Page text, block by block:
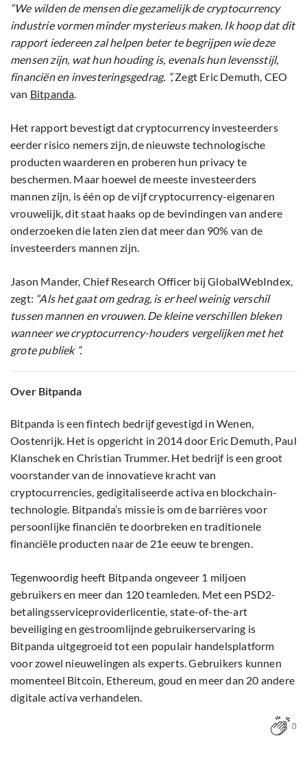
“We wilden de mensen die gezamelijk de cryptocurrency
industrie vormen minder mysterieus maken. Ik hoop dat dit
rapport iedereen zal helpen beter te begrijpen wie deze
mensen zijn, wat hun houding is, evenals hun levensstijl,
financiën en investeringsgedrag. ”,Zegt Eric Demuth, CEO
van Bitpanda.
Het rapport bevestigt dat cryptocurrency investeerders
eerder risico nemers zijn, de nieuwste technologische
producten waarderen en proberen hun privacy te
beschermen. Maar hoewel de meeste investeerders
mannen zijn, is één op de vijf cryptocurrency-eigenaren
vrouwelijk, dit staat haaks op de bevindingen van andere
onderzoeken die laten zien dat meer dan 90% van de
investeerders mannen zijn.
Jason Mander, Chief Research Officer bij GlobalWebIndex,
zegt: “Als het gaat om gedrag, is er heel weinig verschil
tussen mannen en vrouwen. De kleine verschillen bleken
wanneer we cryptocurrency-houders vergelijken met het
grote publiek ”.
Over Bitpanda
Bitpanda is een fintech bedrijf gevestigd in Wenen,
Oostenrijk. Het is opgericht in 2014 door Eric Demuth, Paul
Klanschek en Christian Trummer. Het bedrijf is een groot
voorstander van de innovatieve kracht van
cryptocurrencies, gedigitaliseerde activa en blockchain-
technologie. Bitpanda’s missie is om de barrières voor
persoonlijke financiën te doorbreken en traditionele
financiële producten naar de 21e eeuw te brengen.
Tegenwoordig heeft Bitpanda ongeveer 1 miljoen
gebruikers en meer dan 120 teamleden. Met een PSD2-
betalingsserviceproviderlicentie, state-of-the-art
beveiliging en gestroomlijnde gebruikerservaring is
Bitpanda uitgegroeid tot een populair handelsplatform
voor zowel nieuwelingen als experts. Gebruikers kunnen
momenteel Bitcoin, Ethereum, goud en meer dan 20 andere
digitale activa verhandelen.
0